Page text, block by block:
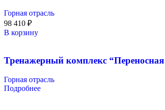
Горная отрасль
98 410 ₽
В корзину
Тренажерный комплекс “Переносная
Горная отрасль
Подробнее